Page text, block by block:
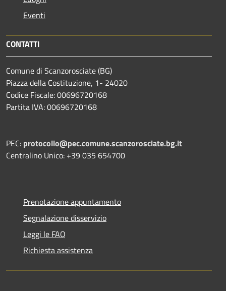
Eventi
CONTATTI
Comune di Scanzorosciate (BG)
Piazza della Costituzione, 1- 24020
Codice Fiscale: 00696720168
Partita IVA: 00696720168
PEC: protocollo@pec.comune.scanzorosciate.bg.it
Centralino Unico: +39 035 654700
Prenotazione appuntamento
Segnalazione disservizio
Leggi le FAQ
Richiesta assistenza